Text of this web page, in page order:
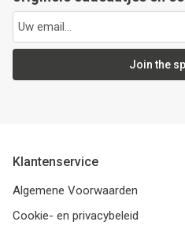
Join the
Klantenservice
Algemene Voorwaarden
Cookie- en privacybeleid